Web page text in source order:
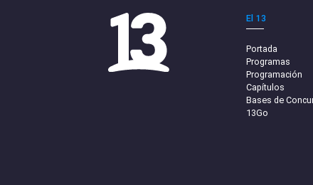
El 13
Portada
Programas
Programación
Capítulos
Bases de
13Go